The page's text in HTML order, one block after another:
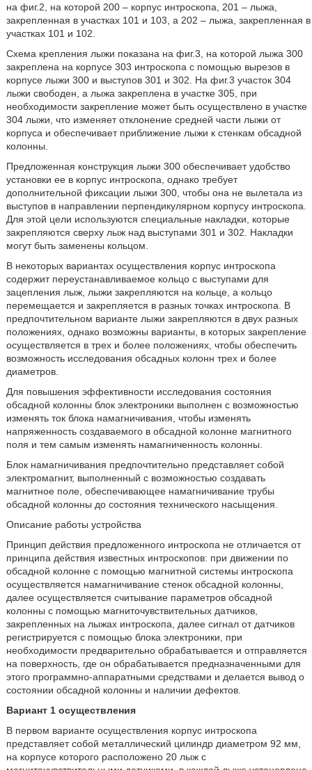
на фиг.2, на которой 200 – корпус интроскопа, 201 – лыжа,
закрепленная в участках 101 и 103, а 202 – лыжа, закрепленная в
участках 101 и 102.
Схема крепления лыжи показана на фиг.3, на которой лыжа 300
закреплена на корпусе 303 интроскопа с помощью вырезов в
корпусе лыжи 300 и выступов 301 и 302. На фиг.3 участок 304
лыжи свободен, а лыжа закреплена в участке 305, при
необходимости закрепление может быть осуществлено в участке
304 лыжи, что изменяет отклонение средней части лыжи от
корпуса и обеспечивает приближение лыжи к стенкам обсадной
колонны.
Предложенная конструкция лыжи 300 обеспечивает удобство
установки ее в корпус интроскопа, однако требует
дополнительной фиксации лыжи 300, чтобы она не вылетала из
выступов в направлении перпендикулярном корпусу интроскопа.
Для этой цели используются специальные накладки, которые
закрепляются сверху лыж над выступами 301 и 302. Накладки
могут быть заменены кольцом.
В некоторых вариантах осуществления корпус интроскопа
содержит переустанавливаемое кольцо с выступами для
зацепления лыж, лыжи закрепляются на кольце, а кольцо
перемещается и закрепляется в разных точках интроскопа. В
предпочтительном варианте лыжи закрепляются в двух разных
положениях, однако возможны варианты, в которых закрепление
осуществляется в трех и более положениях, чтобы обеспечить
возможность исследования обсадных колонн трех и более
диаметров.
Для повышения эффективности исследования состояния
обсадной колонны блок электроники выполнен с возможностью
изменять ток блока намагничивания, чтобы изменять
напряженность создаваемого в обсадной колонне магнитного
поля и тем самым изменять намагниченность колонны.
Блок намагничивания предпочтительно представляет собой
электромагнит, выполненный с возможностью создавать
магнитное поле, обеспечивающее намагничивание трубы
обсадной колонны до состояния технического насыщения.
Описание работы устройства
Принцип действия предложенного интроскопа не отличается от
принципа действия известных интроскопов: при движении по
обсадной колонне с помощью магнитной системы интроскопа
осуществляется намагничивание стенок обсадной колонны,
далее осуществляется считывание параметров обсадной
колонны с помощью магниточувствительных датчиков,
закрепленных на лыжах интроскопа, далее сигнал от датчиков
регистрируется с помощью блока электроники, при
необходимости предварительно обрабатывается и отправляется
на поверхность, где он обрабатывается предназначенными для
этого программно-аппаратными средствами и делается вывод о
состоянии обсадной колонны и наличии дефектов.
Вариант 1 осуществления
В первом варианте осуществления корпус интроскопа
представляет собой металлический цилиндр диаметром 92 мм,
на корпусе которого расположено 20 лыж с